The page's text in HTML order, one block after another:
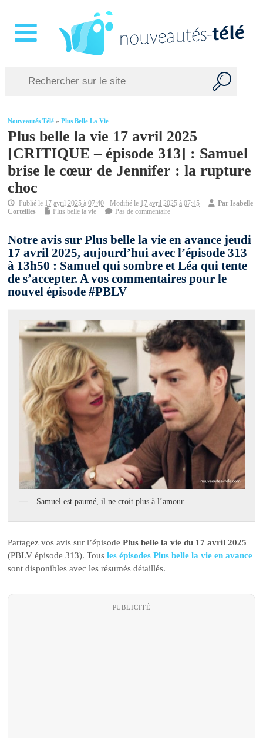
Nouveautés Télé »Plus Belle La Vie
Plus belle la vie 17 avril 2025
[CRITIQUE – épisode 313] : Samuel
brise le cœur de Jennifer : la rupture
choc
Publié le 17 avril 2025 à 07:40 - Modifié le 17 avril 2025 à 07:45 ParIsabelle
Corteilles
Plus belle la vie Pas de commentaire
Notre avis sur Plus belle la vie en avance jeudi
17 avril 2025, aujourd’hui avec l’épisode 313
à 13h50 : Samuel qui sombre et Léa qui tente
de s’accepter. A vos commentaires pour le
nouvel épisode #PBLV
Samuel est paumé, il ne croit plus à l’amour
Partagez vos avis sur l’épisodePlus belle la vie du 17 avril 2025
(PBLV épisode 313). Tousles épisodes Plus belle la vie en avance
sont disponibles avec les résumés détaillés.
PUBLICITÉ